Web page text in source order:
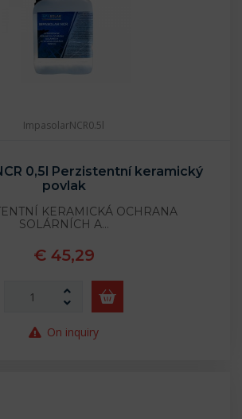
ImpasolarNCR0.5l
0,5l Perzistentní keramický
povlak
KERAMICKÁ OCHRANA
SOLÁRNÍCH A…
€ 45,29
On inquiry